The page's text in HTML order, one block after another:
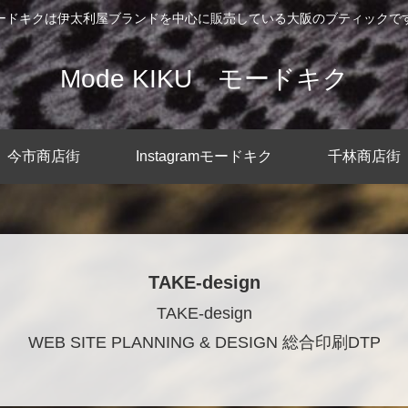
ドキクは伊太利屋ブランドを中心に販売している大阪のブティックで
Mode KIKU モードキク
今市商店街 Instagramモードキク 千林商店街
TAKE-design
TAKE-design
WEB SITE PLANNING & DESIGN 総合印刷DTP